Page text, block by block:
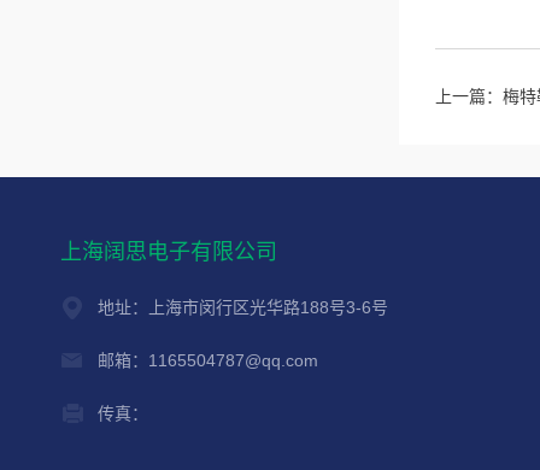
上一篇： 梅
上海阔思电子有限公司
地址：上海市闵行区光华路188号3-6号
邮箱：1165504787@qq.com
传真：